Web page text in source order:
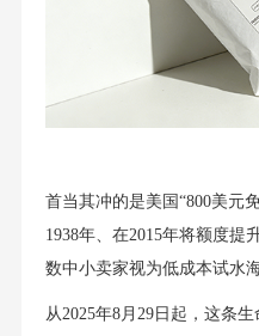
首当其冲的是美国“800美元
1938年、在2015年将额度提
数中小卖家视为低成本试水
从2025年8月29日起，这条